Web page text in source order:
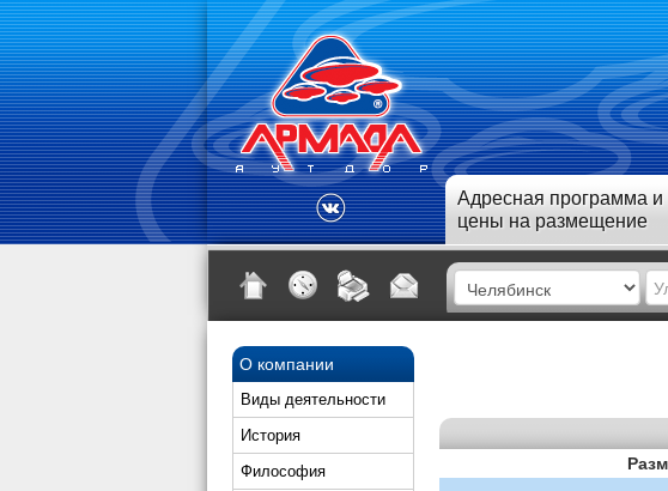
Адресная программа и
цены на размещение
О компании
Виды деятельности
История
Философия